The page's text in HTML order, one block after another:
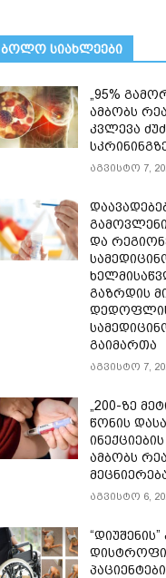
ᲑᲝᲚᲝ ᲡᲘᲐᲮᲚᲔᲔᲑᲘ
„95%
ამბობს
კვლევა
აგვისტო 7,
და
გაზრდის
გაიმართა
აგვისტო 7,
„200-ზე
წონის
ამბობს
აგვისტო 6,